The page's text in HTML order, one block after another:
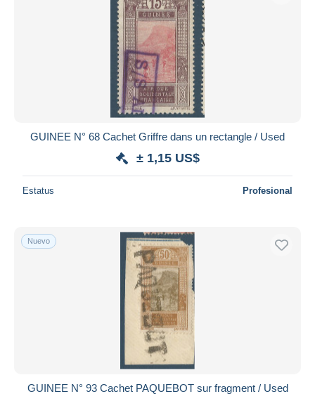
GUINEE N° 68 Cachet Griffre dans un rectangle / Used
± 1,15 US$
Estatus Profesional
Nuevo
GUINEE N° 93 Cachet PAQUEBOT sur fragment / Used